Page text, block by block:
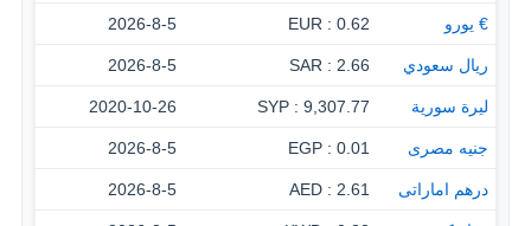
€ يورو 0.62 : EUR
2026-8-5
ريال سعودي 2.66 : SAR
2026-8-5
ليرة سورية 9,307.77 : SYP
2020-10-26
جنيه مصرى 0.01 : EGP
2026-8-5
درهم اماراتى 2.61 : AED
2026-8-5